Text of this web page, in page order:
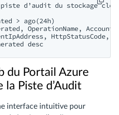
d’audit du stockage
> ago(24h)
OperationName,
HttpStatusCode,
du Portail Azure
la Piste d’Audit
interface intuitive pour